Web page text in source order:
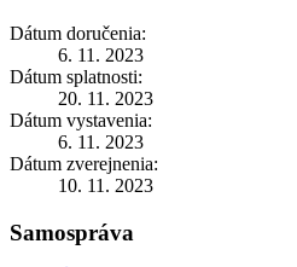
Dátum doručenia:
6. 11. 2023
Dátum splatnosti:
20. 11. 2023
Dátum vystavenia:
6. 11. 2023
Dátum zverejnenia:
10. 11. 2023
Samospráva